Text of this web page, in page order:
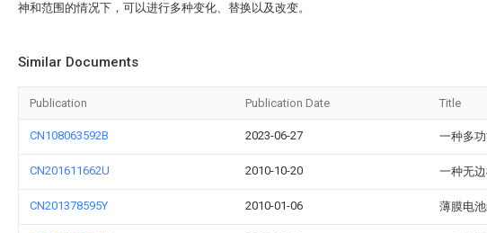
神和范围的情况下，可以进行多种变化、替换以及改变。
Similar Documents
Publication Publication Date Title
CN108063592B 2023-06-27 一种多
CN201611662U 2010-10-20 一种无
CN201378595Y 2010-01-06 薄膜电